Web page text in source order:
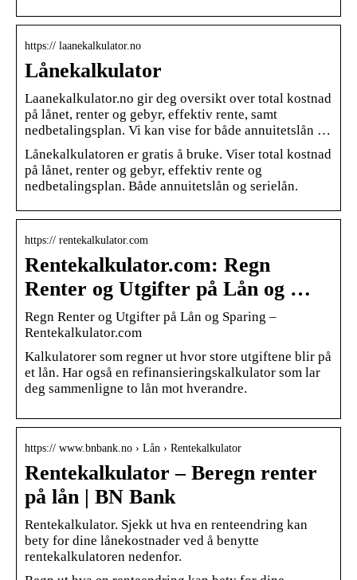
https:// laanekalkulator.no
Lånekalkulator
Laanekalkulator.no gir deg oversikt over total kostnad
på lånet, renter og gebyr, effektiv rente, samt
nedbetalingsplan. Vi kan vise for både annuitetslån …
Lånekalkulatoren er gratis å bruke. Viser total kostnad
på lånet, renter og gebyr, effektiv rente og
nedbetalingsplan. Både annuitetslån og serielån.
https:// rentekalkulator.com
Rentekalkulator.com: Regn
Renter og Utgifter på Lån og …
Regn Renter og Utgifter på Lån og Sparing –
Rentekalkulator.com
Kalkulatorer som regner ut hvor store utgiftene blir på
et lån. Har også en refinansieringskalkulator som lar
deg sammenligne to lån mot hverandre.
https:// www.bnbank.no › Lån › Rentekalkulator
Rentekalkulator – Beregn renter
på lån | BN Bank
Rentekalkulator. Sjekk ut hva en renteendring kan
bety for dine lånekostnader ved å benytte
rentekalkulatoren nedenfor.